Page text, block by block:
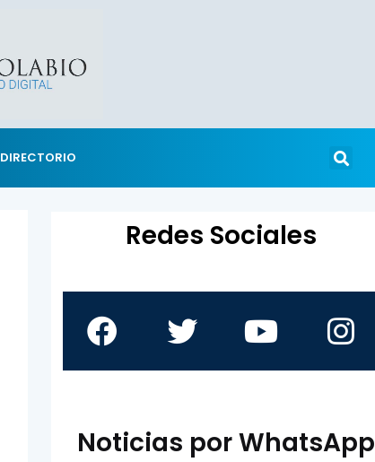
DIRECTORIO
Redes Sociales
Noticias por WhatsApp